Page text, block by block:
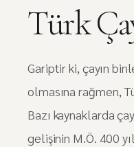
Türk
Gariptir ki, çayın
olmasına rağmen,
Bazı kaynaklarda
gelişinin M.Ö. 400